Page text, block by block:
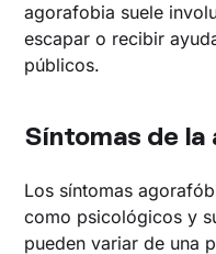
agorafobia suele
escapar o recibir
públicos.
Síntomas de
Los síntomas
como psicológicos y
pueden variar de una